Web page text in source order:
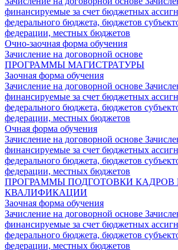
финансируемые за счет бюджетных
федерального бюджета, бюджетов
федерации, местных бюджетов
Очно-заочная форма обучения
Зачисление на договорной основе
ПРОГРАММЫ МАГИСТРАТУРЫ
Заочная форма обучения
Зачисление на договорной основе
финансируемые за счет бюджетных
федерального бюджета, бюджетов
федерации, местных бюджетов
Очная форма обучения
Зачисление на договорной основе
финансируемые за счет бюджетных
федерального бюджета, бюджетов
федерации, местных бюджетов
ПРОГРАММЫ ПОДГОТОВКИ
КВАЛИФИКАЦИИ
Заочная форма обучения
Зачисление на договорной основе
финансируемые за счет бюджетных
федерального бюджета, бюджетов
федерации, местных бюджетов